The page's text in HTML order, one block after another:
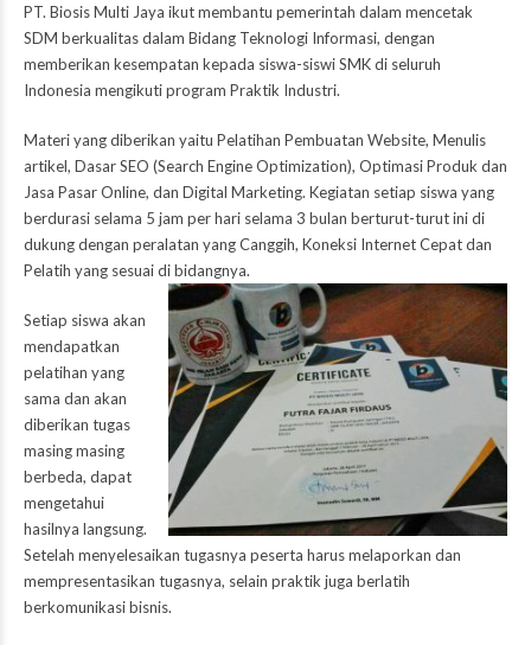
PT. Biosis Multi Jaya ikut membantu pemerintah dalam mencetak
SDM berkualitas dalam Bidang Teknologi Informasi, dengan
memberikan kesempatan kepada siswa-siswi SMK di seluruh
Indonesia mengikuti program Praktik Industri.
Materi yang diberikan yaitu Pelatihan Pembuatan Website, Menulis
artikel, Dasar SEO (Search Engine Optimization), Optimasi Produk dan
Jasa Pasar Online, dan Digital Marketing. Kegiatan setiap siswa yang
berdurasi selama 5 jam per hari selama 3 bulan berturut-turut ini di
dukung dengan peralatan yang Canggih, Koneksi Internet Cepat dan
Pelatih yang sesuai di bidangnya.
Setiap siswa akan
mendapatkan
pelatihan yang
sama dan akan
diberikan tugas
masing masing
berbeda, dapat
mengetahui
hasilnya langsung.
Setelah menyelesaikan tugasnya peserta harus melaporkan dan
mempresentasikan tugasnya, selain praktik juga berlatih
berkomunikasi bisnis.